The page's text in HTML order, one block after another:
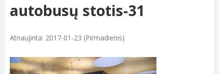
autobusų stotis-31
Atnaujinta: 2017-01-23 (Pirmadienis)